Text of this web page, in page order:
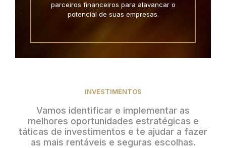
parceiros financeiros para alavancar o
potencial de suas empresas.
INVESTIMENTOS
Vamos identificar e implementar as
melhores oportunidades estratégicas e
táticas de investimentos e te ajudar a fazer
as mais rentáveis e seguras escolhas.